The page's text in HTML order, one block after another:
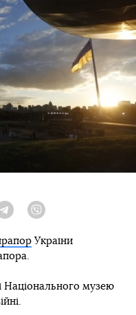
TelegramViber
України
Національного музею